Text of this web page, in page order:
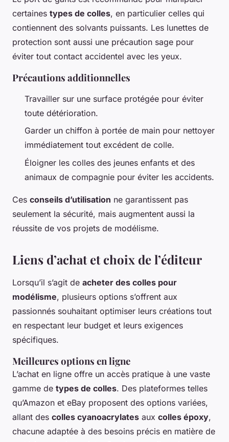
certaines types de colles, en particulier celles qui
contiennent des solvants puissants. Les lunettes de
protection sont aussi une précaution sage pour
éviter tout contact accidentel avec les yeux.
Précautions additionnelles
Travailler sur une surface protégée pour éviter
toute détérioration.
Garder un chiffon à portée de main pour nettoyer
immédiatement tout excédent de colle.
Éloigner les colles des jeunes enfants et des
animaux de compagnie pour éviter les accidents.
Ces conseils d’utilisation ne garantissent pas
seulement la sécurité, mais augmentent aussi la
réussite de vos projets de modélisme.
Liens d’achat et choix de l’éditeur
Lorsqu’il s’agit de acheter des colles pour
modélisme, plusieurs options s’offrent aux
passionnés souhaitant optimiser leurs créations tout
en respectant leur budget et leurs exigences
spécifiques.
Meilleures options en ligne
L’achat en ligne offre un accès pratique à une vaste
gamme de types de colles. Des plateformes telles
qu’Amazon et eBay proposent des options variées,
allant des colles cyanoacrylates aux colles époxy,
chacune adaptée à des besoins précis en matière de